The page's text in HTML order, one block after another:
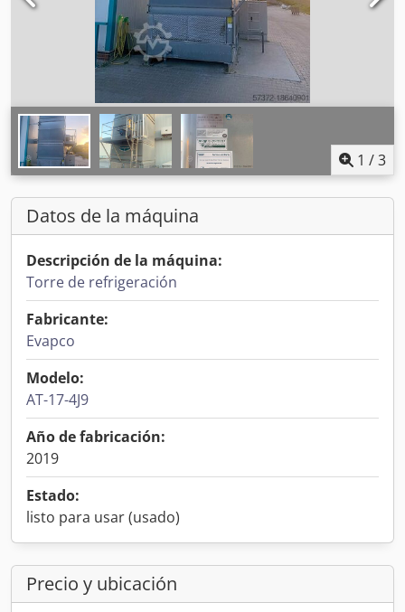
1 /3
Datos de la máquina
Descripción de la máquina:
Torre de refrigeración
Fabricante:
Evapco
Modelo:
AT-17-4J9
Año de fabricación:
2019
Estado:
listo para usar (usado)
Precio y ubicación